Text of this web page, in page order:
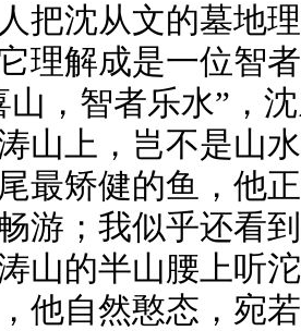
沈从文的墓地理
理解成是一位智
山，智者乐水”，
山上，岂不是山
最矫健的鱼，他
游；我似乎还看
山的半山腰上听
他自然憨态，宛